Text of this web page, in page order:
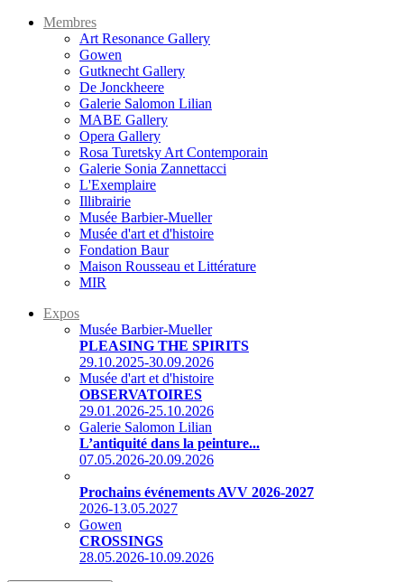
Membres
Art Resonance Gallery
Gowen
Gutknecht Gallery
De Jonckheere
Galerie Salomon Lilian
MABE Gallery
Opera Gallery
Rosa Turetsky Art Contemporain
Galerie Sonia Zannettacci
L'Exemplaire
Illibrairie
Musée Barbier-Mueller
Musée d'art et d'histoire
Fondation Baur
Maison Rousseau et Littérature
MIR
Expos
Musée Barbier-Mueller
PLEASING THE SPIRITS
29.10.2025-30.09.2026
Musée d'art et d'histoire
OBSERVATOIRES
29.01.2026-25.10.2026
Galerie Salomon Lilian
L’antiquité dans la peinture...
07.05.2026-20.09.2026
Prochains événements AVV 2026-2027
2026-13.05.2027
Gowen
CROSSINGS
28.05.2026-10.09.2026